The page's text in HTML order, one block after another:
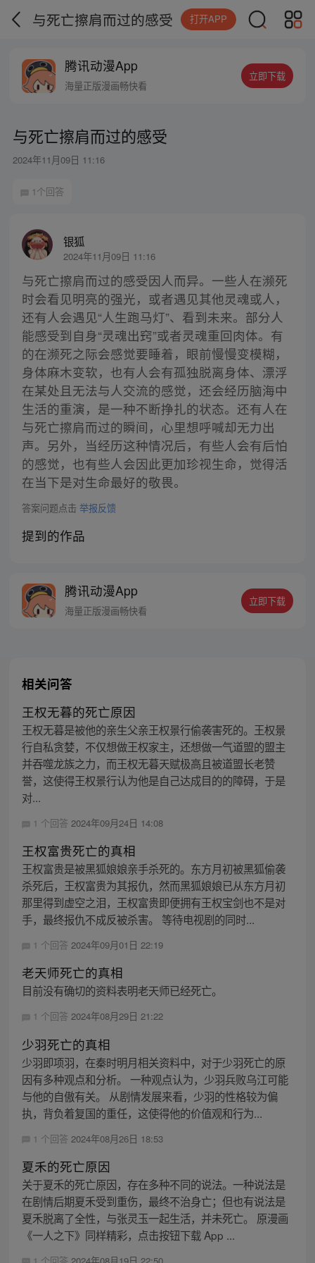
与死亡擦肩而过的感受 打开APP
腾讯动漫App
海量正版漫画畅快看
立即下载
与死亡擦肩而过的感受
2024年11月09日 11:16
1个回答
银狐
2024年11月09日 11:16
与死亡擦肩而过的感受因人而异。一些人在濒死
时会看见明亮的强光，或者遇见其他灵魂或人，
还有人会遇见“人生跑马灯”、看到未来。部分人
能感受到自身“灵魂出窍”或者灵魂重回肉体。有
的在濒死之际会感觉要睡着，眼前慢慢变模糊，
身体麻木变软，也有人会有孤独脱离身体、漂浮
在某处且无法与人交流的感觉，还会经历脑海中
生活的重演，是一种不断挣扎的状态。还有人在
与死亡擦肩而过的瞬间，心里想呼喊却无力出
声。另外，当经历这种情况后，有些人会有后怕
的感觉，也有些人会因此更加珍视生命，觉得活
在当下是对生命最好的敬畏。
答案问题点击 举报反馈
提到的作品
腾讯动漫App
海量正版漫画畅快看
立即下载
相关问答
王权无暮的死亡原因
王权无暮是被他的亲生父亲王权景行偷袭害死的。王权景
行自私贪婪，不仅想做王权家主，还想做一气道盟的盟主
并吞噬龙族之力，而王权无暮天赋极高且被道盟长老赞
誉，这使得王权景行认为他是自己达成目的的障碍，于是
对...
1 个回答 2024年09月24日 14:08
王权富贵死亡的真相
王权富贵是被黑狐娘娘亲手杀死的。东方月初被黑狐偷袭
杀死后，王权富贵为其报仇，然而黑狐娘娘已从东方月初
那里得到虚空之泪，王权富贵即便拥有王权宝剑也不是对
手，最终报仇不成反被杀害。 等待电视剧的同时...
1 个回答 2024年09月01日 22:19
老天师死亡的真相
目前没有确切的资料表明老天师已经死亡。
1 个回答 2024年08月29日 21:22
少羽死亡的真相
少羽即项羽，在秦时明月相关资料中，对于少羽死亡的原
因有多种观点和分析。 一种观点认为，少羽兵败乌江可能
与他的自傲有关。 从剧情发展来看，少羽的性格较为偏
执，背负着复国的重任，这使得他的价值观和行为...
1 个回答 2024年08月26日 18:53
夏禾的死亡原因
关于夏禾的死亡原因，存在多种不同的说法。一种说法是
在剧情后期夏禾受到重伤，最终不治身亡；但也有说法是
夏禾脱离了全性，与张灵玉一起生活，并未死亡。 原漫画
《一人之下》同样精彩，点击按钮下载 App ...